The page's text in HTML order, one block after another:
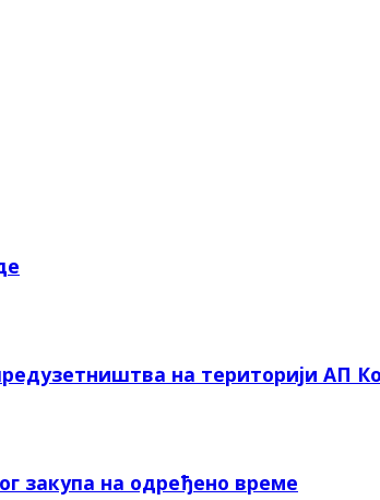
на територији АП
закупа на одређено време